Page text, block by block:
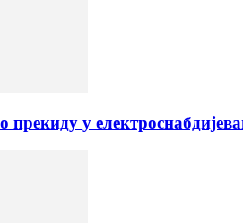
прекиду у